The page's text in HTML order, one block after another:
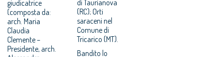
giudicatrice
(composta da:
arch. Maria
Claudia
Clemente –
Presidente, arch.
di Taurianova
(RC); Orti
saraceni nel
Comune di
Tricarico (MT).
Bandito lo